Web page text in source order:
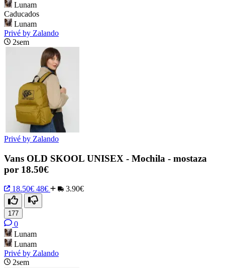
Lunam
Caducados
Lunam
Privé by Zalando
2sem
Privé by Zalando
Vans OLD SKOOL UNISEX - Mochila - mostaza
por 18.50€
18.50€ 48€ 3.90€
177
0
Lunam
Lunam
Privé by Zalando
2sem